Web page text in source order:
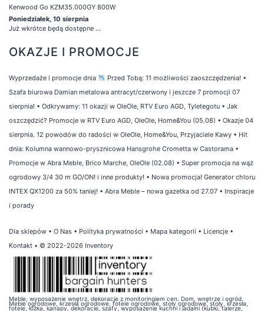
Kenwood Go KZM35.000GY 800W
Poniedziałek, 10 sierpnia
Już wkrótce będą dostępne ...
OKAZJE I PROMOCJE
Wyprzedaże i promocje dnia Przed Tobą: 11 możliwości zaoszczędzenia!•
Szafa biurowa Damian metalowa antracyt/czerwony i jeszcze 7 promocji 07
sierpnia! • Odkrywamy: 11 okazji w OleOle, RTV Euro AGD, Tyletegotu • Jak
oszczędzić? Promocje w RTV Euro AGD, OleOle, Home&You (05.08) • Okazje 04
sierpnia. 12 powodów do radości w OleOle, Home&You, Przyjaciele Kawy • Hit
dnia: Kolumna wannowo-prysznicowa Hansgrohe Crometta w Castorama •
Promocje w Abra Meble, Brico Marche, OleOle (02.08) • Super promocja na wąż
ogrodowy 3/4 30 m GO/ON! i inne produkty! • Nowa promocja! Generator chloru
INTEX QX1200 za 50% taniej! • Abra Meble – nowa gazetka od 27.07 • Inspiracje
i porady
Dla sklepów • O Nas • Polityka prywatności • Mapa kategorii • Licencje •
Kontakt • © 2022-2026 Inventory
Meble, wyposażenie wnętrz, dekoracje z monitoringiem cen. Dom, wnętrze i ogród.
Meble ogrodowe, krzesła ogrodowe, fotele ogrodowe, stoły ogrodowe, stoły, krzesła,
fotele, łóżka, kanapy, dekoracje, szafy, wyposażenie kuchni i jadalni (kubki, talerze,